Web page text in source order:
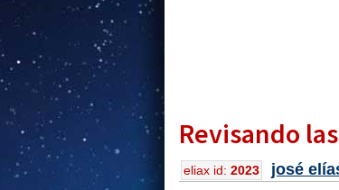
Revisando
eliax id: 2023 josé